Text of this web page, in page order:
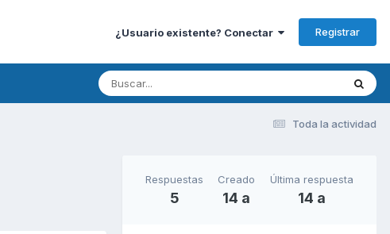
¿Usuario existente? Conectar Registrar
Toda la actividad
Respuestas
5
Creado
14 a
Última respuesta
14 a